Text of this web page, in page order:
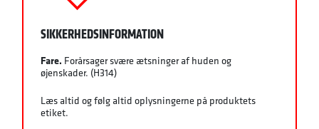
SIKKERHEDSINFORMATION
Fare. Forårsager svære ætsninger af huden og
øjenskader. (H314)
Læs altid og følg altid oplysningerne på produktets
etiket.